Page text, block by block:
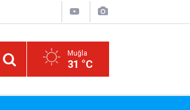
Muğla
31 °C